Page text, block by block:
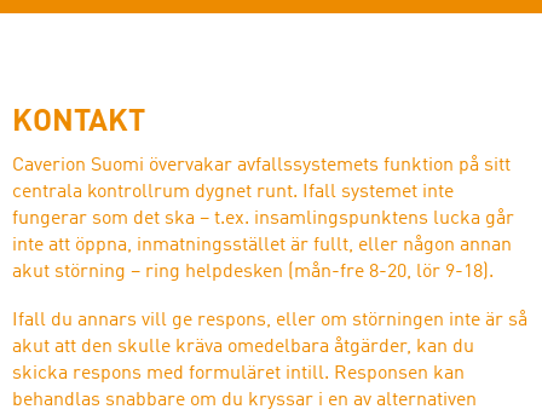
KONTAKT
Caverion Suomi övervakar avfallssystemets funktion på sitt
centrala kontrollrum dygnet runt. Ifall systemet inte
fungerar som det ska – t.ex. insamlingspunktens lucka går
inte att öppna, inmatningsstället är fullt, eller någon annan
akut störning – ring helpdesken (mån-fre 8-20, lör 9-18).
Ifall du annars vill ge respons, eller om störningen inte är så
akut att den skulle kräva omedelbara åtgärder, kan du
skicka respons med formuläret intill. Responsen kan
behandlas snabbare om du kryssar i en av alternativen